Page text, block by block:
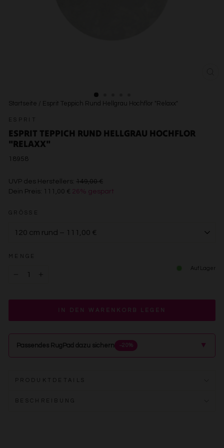
Startseite / Esprit Teppich Rund Hellgrau Hochflor "Relaxx"
ESPRIT
ESPRIT TEPPICH RUND HELLGRAU HOCHFLOR
"RELAXX"
18958
UVP des Herstellers: 149,00 €€149,00
Dein Preis: 111,00 € 26% gespart
GRÖSSE
MENGE
Auf Lager
IN DEN WARENKORB LEGEN
Passendes RugPad dazu sichern −20% ▲
PRODUKTDETAILS
BESCHREIBUNG